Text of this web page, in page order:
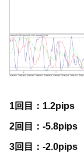
1回目：1.2pips
2回目：-5.8pips
3回目：-2.0pips